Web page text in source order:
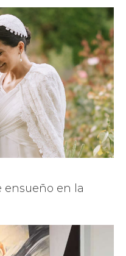
ensueño en la